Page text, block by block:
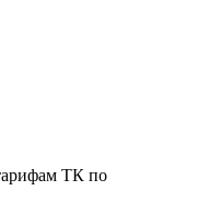
ТК по